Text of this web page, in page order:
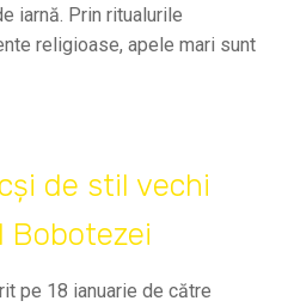
iarnă. Prin ritualurile
religioase, apele mari sunt
de stil vechi
Bobotezei
pe 18 ianuarie de către